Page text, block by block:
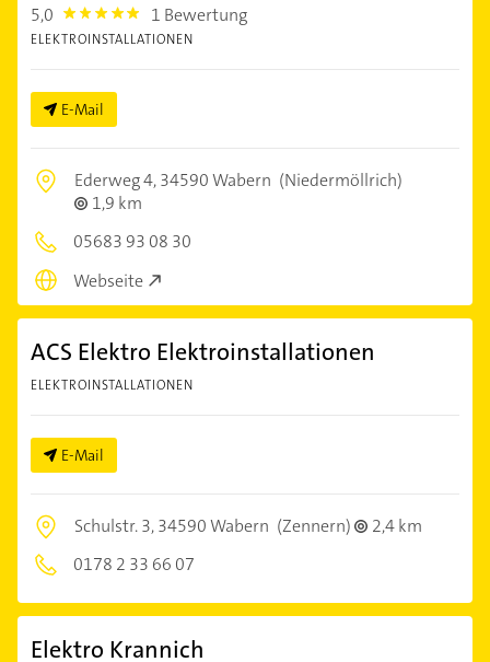
5,0 5.0 1 Bewertung
ELEKTROINSTALLATIONEN
E-Mail
Ederweg 4,34590 Wabern (Niedermöllrich)
1,9 km
05683 93 08 30
Webseite
ACS Elektro Elektroinstallationen
ELEKTROINSTALLATIONEN
E-Mail
Schulstr. 3,34590 Wabern (Zennern)
2,4 km
0178 2 33 66 07
Elektro Krannich